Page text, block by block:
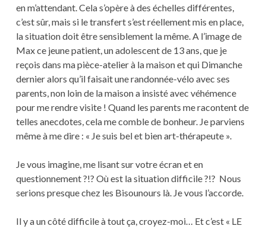
en m’attendant. Cela s’opère à des échelles différentes,
c’est sûr, mais si le transfert s’est réellement mis en place,
la situation doit être sensiblement la même. A l’image de
Max ce jeune patient, un adolescent de 13 ans, que je
reçois dans ma pièce-atelier à la maison et qui Dimanche
dernier alors qu’il faisait une randonnée-vélo avec ses
parents, non loin de la maison a insisté avec véhémence
pour me rendre visite ! Quand les parents me racontent de
telles anecdotes, cela me comble de bonheur. Je parviens
même à me dire : « Je suis bel et bien art-thérapeute ».
Je vous imagine, me lisant sur votre écran et en
questionnement ?!? Où est la situation difficile ?!? Nous
serions presque chez les Bisounours là. Je vous l’accorde.
Il y a un côté difficile à tout ça, croyez-moi… Et c’est « LE